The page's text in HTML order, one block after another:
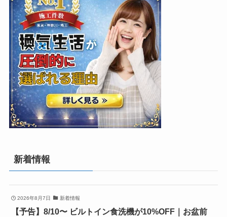
新着情報
2026年8月7日 新着情報
【予告】8/10〜 ビルトイン食洗機が10%OFF｜お盆前